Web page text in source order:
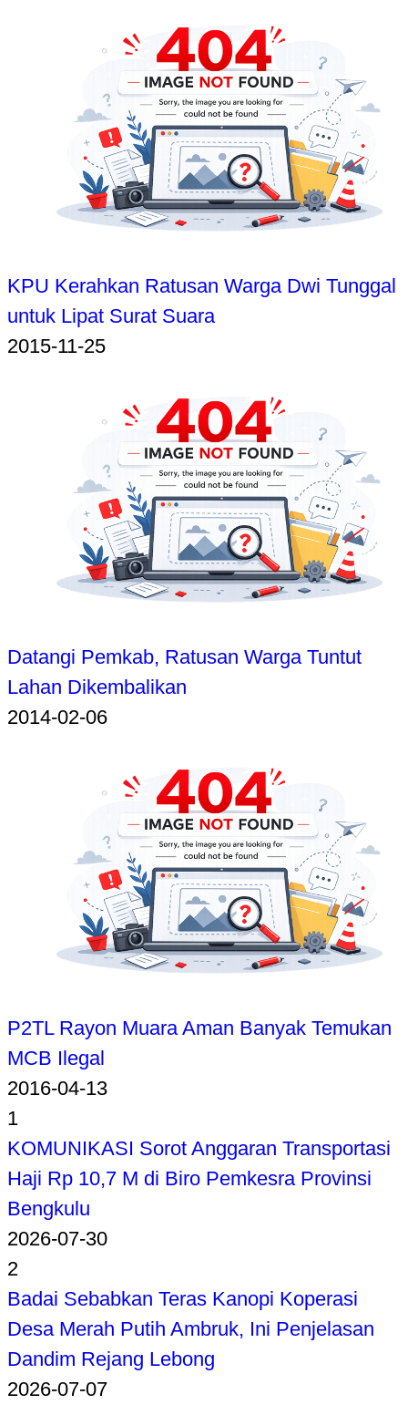
KPU Kerahkan Ratusan Warga Dwi Tunggal
untuk Lipat Surat Suara
2015-11-25
Datangi Pemkab, Ratusan Warga Tuntut
Lahan Dikembalikan
2014-02-06
P2TL Rayon Muara Aman Banyak Temukan
MCB Ilegal
2016-04-13
1
KOMUNIKASI Sorot Anggaran Transportasi
Haji Rp 10,7 M di Biro Pemkesra Provinsi
Bengkulu
2026-07-30
2
Badai Sebabkan Teras Kanopi Koperasi
Desa Merah Putih Ambruk, Ini Penjelasan
Dandim Rejang Lebong
2026-07-07